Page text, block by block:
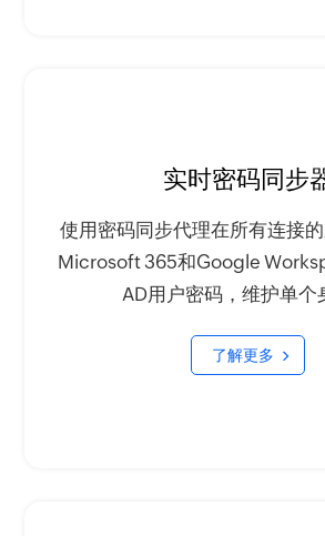
实时密码同步
使用密码同步代理在所有连接
Microsoft 365和Google
AD用户密码，维护单个
了解更多